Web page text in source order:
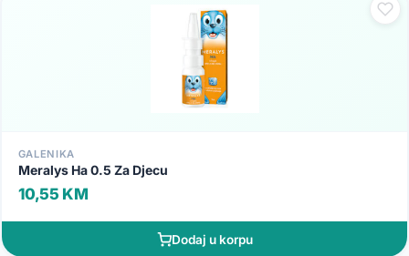
GALENIKA
Meralys Ha 0.5 Za Djecu
10,55 KM
Dodaj u korpu